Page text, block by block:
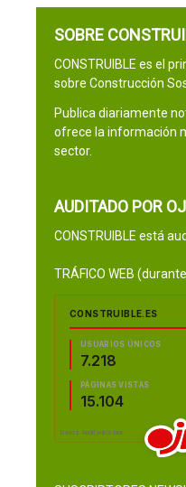
SOBRE
CONSTRUIBLE es el
sobre Construcción
Publica diariamente
ofrece la información
sector.
AUDITADO POR
CONSTRUIBLE está
TRÁFICO WEB